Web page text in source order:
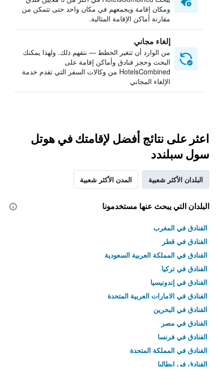
ومكان إقامة ويجمعهم في مكان واحد حتى تتمكن من
مقارنة أماكن الإقامة المثالية.
إلغاء مجاني
من الوارد أن تتغير الخطط — نتفهم ذلك. ولهذا يمكنك
البحث وحجز فنادق وأماكن إقامة على
HotelsCombined من وكالات السفر التي تقدم خدمة
الإلغاء المجاني
اعثر على نتائج أفضل لإقامتك في هوتل
سول سبلندد
البلدان الأكثر شعبية المدن الأكثر شعبية
البلدان التي يبحث عنها مستخدمونا
الفنادق في المغرب
الفنادق في قطر
الفنادق في المملكة العربية السعودية
الفنادق في تركيا
الفنادق في إندونيسيا
الفنادق في الامارات العربية المتحدة
الفنادق في البحرين
الفنادق في مصر
الفنادق في فرنسا
الفنادق في المملكة المتحدة
الفنادق في إيطاليا